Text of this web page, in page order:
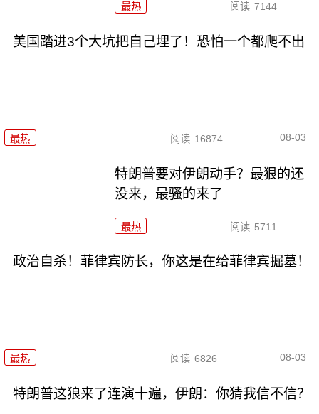
最热 阅读 7144
美国踏进3个大坑把自己埋了！恐怕一个都爬不出
最热 阅读 16874 08-03
特朗普要对伊朗动手？最狠的还
没来，最骚的来了
最热 阅读 5711
政治自杀！菲律宾防长，你这是在给菲律宾掘墓！
最热 阅读 6826 08-03
特朗普这狼来了连演十遍，伊朗：你猜我信不信？